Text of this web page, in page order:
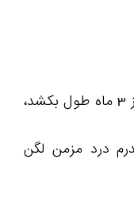
هنگامی که التهاب پروستات بیش از 3 ماه طول بکشد،
درد مزمن لگن